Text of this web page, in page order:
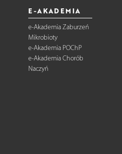
E-AKADEMIA
e-Akademia Zaburzeń
Mikrobioty
e-Akademia POChP
e-Akademia Chorób
Naczyń